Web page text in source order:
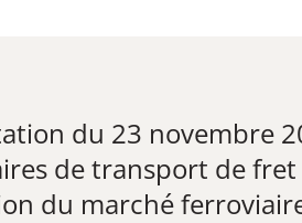
du 23 novembre
de transport de
du marché